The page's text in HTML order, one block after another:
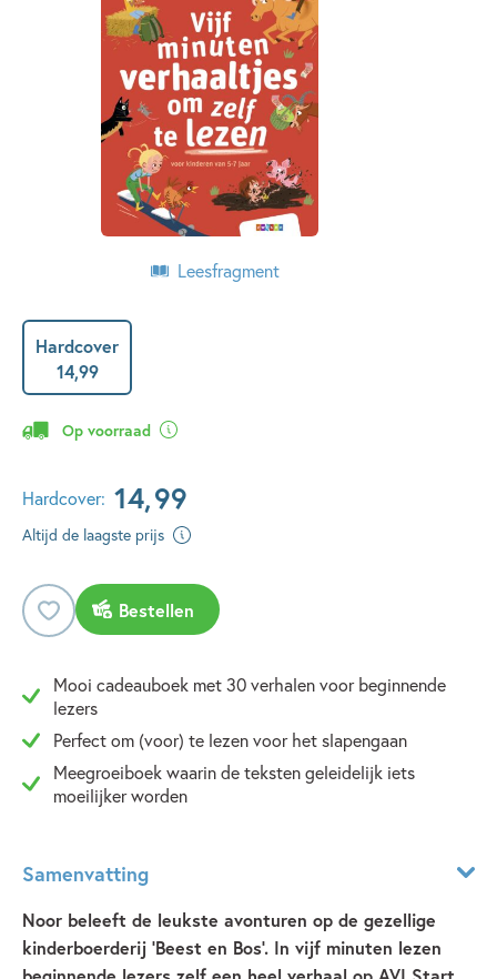
Leesfragment
Hardcover
14,99
Op voorraad
Hardcover: 14,99
Altijd de laagste prijs
Bestellen
Mooi cadeauboek met 30 verhalen voor beginnende
lezers
Perfect om (voor) te lezen voor het slapengaan
Meegroeiboek waarin de teksten geleidelijk iets
moeilijker worden
Samenvatting
Noor beleeft de leukste avonturen op de gezellige
kinderboerderij ‘Beest en Bos’. In vijf minuten lezen